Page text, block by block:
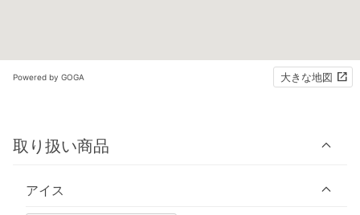
Powered by GOGA 大きな地図
取り扱い商品
アイス